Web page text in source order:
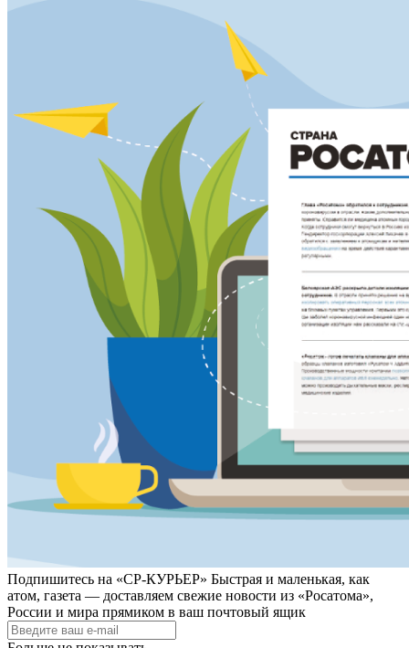
Подпишитесь на «СР-КУРЬЕР» Быстрая и маленькая, как
атом, газета — доставляем свежие новости из «Росатома»,
России и мира прямиком в ваш почтовый ящик